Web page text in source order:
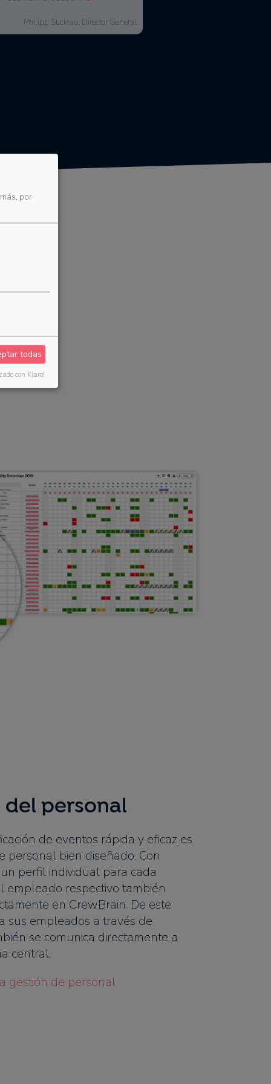
Markus Urbon, Director de Operaciones
del personal
de eventos rápida y eficaz es
personal bien diseñado. Con
perfil individual para cada
empleado respectivo también
en CrewBrain. De este
sus empleados a través de
se comunica directamente a
central.
gestión de personal
por
todas
con Klaro!